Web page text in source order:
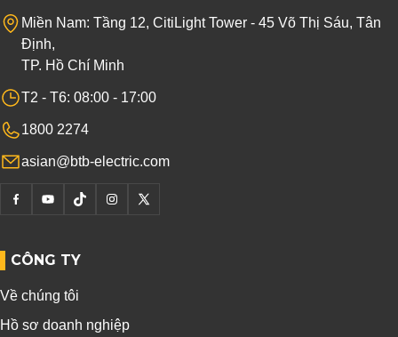
Miền Nam: Tầng 12, CitiLight Tower - 45 Võ Thị Sáu, Tân
Định,
TP. Hồ Chí Minh
T2 - T6: 08:00 - 17:00
1800 2274
asian@btb-electric.com
CÔNG TY
Về chúng tôi
Hồ sơ doanh nghiệp